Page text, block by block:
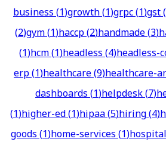
business(1)growth(1)grpc(1)gst(
(2)gym(1)haccp(2)handmade(3)
(1)hcm(1)headless(4)headless-
erp(1)healthcare(9)healthcare-
dashboards(1)helpdesk(7)
(1)higher-ed(1)hipaa(5)hiring(4)
goods(1)home-services(1)